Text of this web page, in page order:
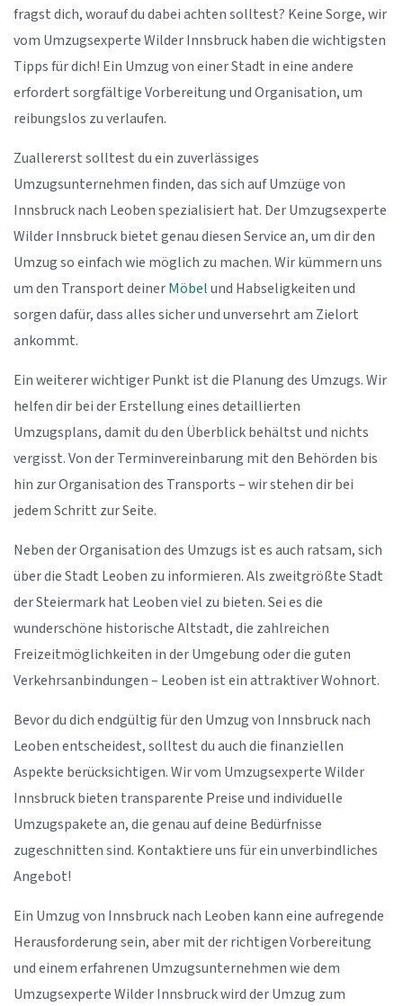
fragst dich, worauf du dabei achten solltest? Keine Sorge, wir
vom Umzugsexperte Wilder Innsbruck haben die wichtigsten
Tipps für dich! Ein Umzug von einer Stadt in eine andere
erfordert sorgfältige Vorbereitung und Organisation, um
reibungslos zu verlaufen.
Zuallererst solltest du ein zuverlässiges
Umzugsunternehmen finden, das sich auf Umzüge von
Innsbruck nach Leoben spezialisiert hat. Der Umzugsexperte
Wilder Innsbruck bietet genau diesen Service an, um dir den
Umzug so einfach wie möglich zu machen. Wir kümmern uns
um den Transport deinerMöbelund Habseligkeiten und
sorgen dafür, dass alles sicher und unversehrt am Zielort
ankommt.
Ein weiterer wichtiger Punkt ist die Planung des Umzugs. Wir
helfen dir bei der Erstellung eines detaillierten
Umzugsplans, damit du den Überblick behältst und nichts
vergisst. Von der Terminvereinbarung mit den Behörden bis
hin zur Organisation des Transports – wir stehen dir bei
jedem Schritt zur Seite.
Neben der Organisation des Umzugs ist es auch ratsam, sich
über die Stadt Leoben zu informieren. Als zweitgrößte Stadt
der Steiermark hat Leoben viel zu bieten. Sei es die
wunderschöne historische Altstadt, die zahlreichen
Freizeitmöglichkeiten in der Umgebung oder die guten
Verkehrsanbindungen – Leoben ist ein attraktiver Wohnort.
Bevor du dich endgültig für den Umzug von Innsbruck nach
Leoben entscheidest, solltest du auch die finanziellen
Aspekte berücksichtigen. Wir vom Umzugsexperte Wilder
Innsbruck bieten transparente Preise und individuelle
Umzugspakete an, die genau auf deine Bedürfnisse
zugeschnitten sind. Kontaktiere uns für ein unverbindliches
Angebot!
Ein Umzug von Innsbruck nach Leoben kann eine aufregende
Herausforderung sein, aber mit der richtigen Vorbereitung
und einem erfahrenen Umzugsunternehmen wie dem
Umzugsexperte Wilder Innsbruck wird der Umzug zum